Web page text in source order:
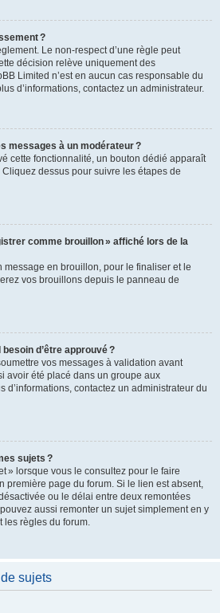
?
Le non-respect d’une règle peut
décision relève uniquement des
Limited n’est en aucun cas responsable du
d’informations, contactez un administrateur.
messages à un modérateur ?
cette fonctionnalité, un bouton dédié apparaît
dessus pour suivre les étapes de
comme brouillon » affiché lors de la
message en brouillon, pour le finaliser et le
vos brouillons depuis le panneau de
d’être approuvé ?
vos messages à validation avant
avoir été placé dans un groupe aux
d’informations, contactez un administrateur du
sujets ?
» lorsque vous le consultez pour le faire
première page du forum. Si le lien est absent,
ou le délai entre deux remontées
aussi remonter un sujet simplement en y
les règles du forum.
sujets